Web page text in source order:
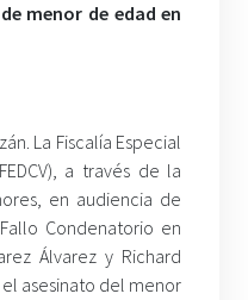
menor de edad en
La Fiscalía Especial
a través de la
en audiencia de
Condenatorio en
Álvarez y Richard
asesinato del menor